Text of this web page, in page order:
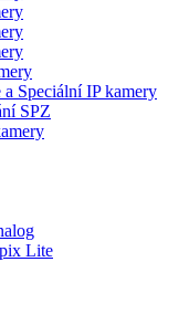
a Speciální IP kamery
SPZ
Lite